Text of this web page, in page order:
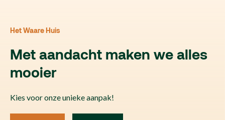
Het Waare Huis
Met aandacht maken we alles
mooier
Kies voor onze unieke aanpak!